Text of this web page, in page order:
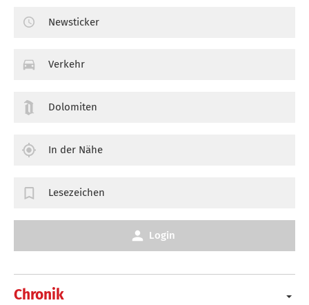
Chronik
Newsticker
Verkehr
Dolomiten
In der Nähe
Lesezeichen
Login